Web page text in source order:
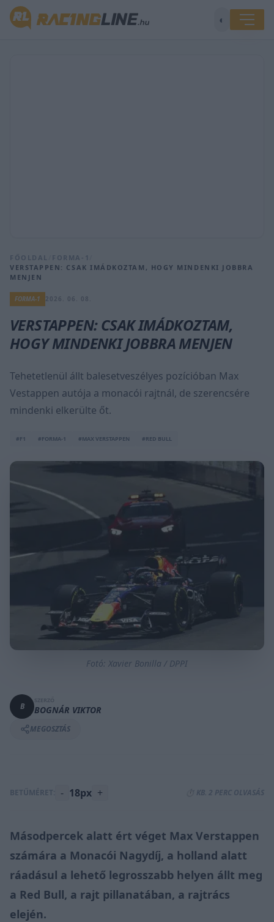
◐
FŐOLDAL FORMA-1
VERSTAPPEN: CSAK IMÁDKOZTAM, HOGY MINDENKI JOBBRA
MENJEN
FORMA-1
VERSTAPPEN: CSAK IMÁDKOZTAM,
HOGY MINDENKI JOBBRA MENJEN
Tehetetlenül állt balesetveszélyes pozícióban Max
Vestappen autója a monacói rajtnál, de szerencsére
mindenki elkerülte őt.
#F1 #FORMA-1 #MAX VERSTAPPEN #RED BULL
Fotó: Xavier Bonilla / DPPI
B BOGNÁR VIKTOR
MEGOSZTÁS
BETŰMÉRET: - 18px + ⏱️ KB. 2 PERC OLVASÁS
Másodpercek alatt ért véget Max Verstappen
számára a Monacói Nagydíj, a holland alatt
ráadásul a lehető legrosszabb helyen állt meg
a Red Bull, a rajt pillanatában, a rajtrács
elején.